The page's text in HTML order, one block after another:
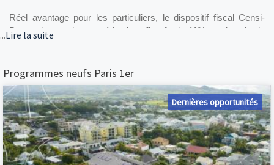
Réel avantage pour les particuliers, le dispositif fiscal Censi-
Bouvard accorde une réduction d’impôt de 11% sur le prix de
rendant l’investissement locatif encore plus rentable. En
contrepartie, le propriétaire s’engage à louer son bien meublé
pendant une période de 9 ans minimum.
L'engouement autour des programmes neufs
La reprise du marché du logement neuf en France est plus que
jamais d’actualité, et particulièrement en Île-de-France. Par
...Lire la suite
Programmes neufs Paris 1er
Dernières opportunités